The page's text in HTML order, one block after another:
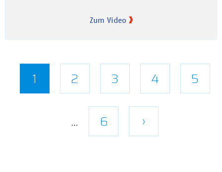
Zum Video
Seitennummerierung
Aktuelle
1 Seite
2 Seite
3 Seite
4 Seite
5
…
Letzte
6
Nächste
›